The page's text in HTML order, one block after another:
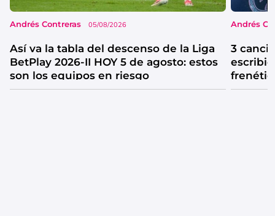
Andrés Contreras 05/08/2026
Así va la tabla del descenso de la Liga
BetPlay 2026-II HOY 5 de agosto: estos
son los equipos en riesgo
Andrés
3